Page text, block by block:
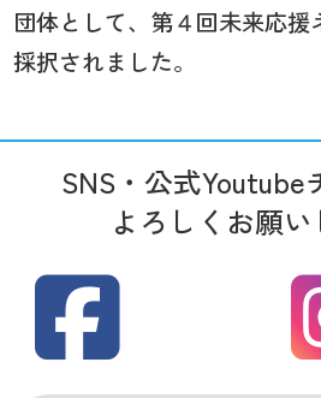
団体として、第４回未来応援
採択されました。
SNS・公式Youtube
よろしくお願い